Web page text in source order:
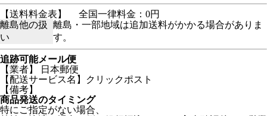
【送料料金表】
全国一律料金：0円
離島他の扱
い
離島・一部地域は追加送料がかかる場合がありま
す。
追跡可能メール便
【業者】 日本郵便
【配送サービス名】クリックポスト
【備考】
商品発送のタイミング
特にご指定がない場合、